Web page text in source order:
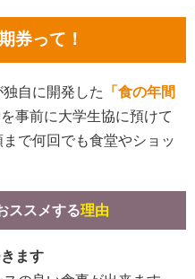
券って！
自に開発した
「食の年間
事前に大学生協に預けて
で何回でも食堂やショッ
ススメする理由
ます